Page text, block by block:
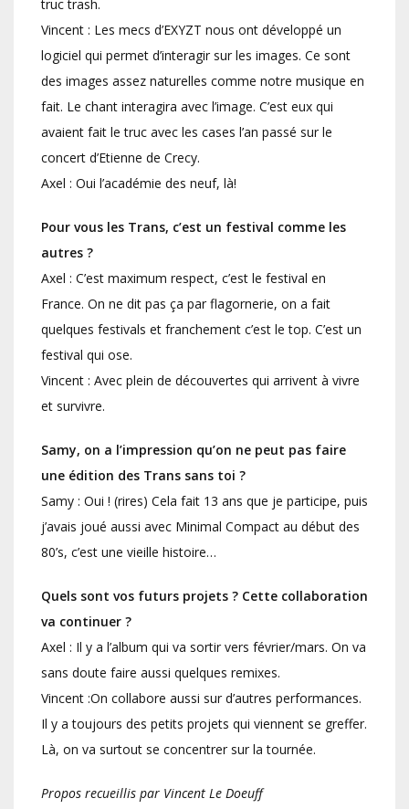
truc trash.
Vincent : Les mecs d’EXYZT nous ont développé un
logiciel qui permet d’interagir sur les images. Ce sont
des images assez naturelles comme notre musique en
fait. Le chant interagira avec l’image. C’est eux qui
avaient fait le truc avec les cases l’an passé sur le
concert d’Etienne de Crecy.
Axel : Oui l’académie des neuf, là!
Pour vous les Trans, c’est un festival comme les
autres ?
Axel : C’est maximum respect, c’est le festival en
France. On ne dit pas ça par flagornerie, on a fait
quelques festivals et franchement c’est le top. C’est un
festival qui ose.
Vincent : Avec plein de découvertes qui arrivent à vivre
et survivre.
Samy, on a l’impression qu’on ne peut pas faire
une édition des Trans sans toi ?
Samy : Oui ! (rires) Cela fait 13 ans que je participe, puis
j’avais joué aussi avec Minimal Compact au début des
80’s, c’est une vieille histoire…
Quels sont vos futurs projets ? Cette collaboration
va continuer ?
Axel : Il y a l’album qui va sortir vers février/mars. On va
sans doute faire aussi quelques remixes.
Vincent :On collabore aussi sur d’autres performances.
Il y a toujours des petits projets qui viennent se greffer.
Là, on va surtout se concentrer sur la tournée.
Propos recueillis par Vincent Le Doeuff